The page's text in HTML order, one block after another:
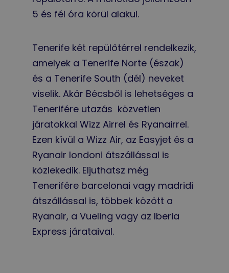
5 és fél óra körül alakul.
Tenerife két repülőtérrel rendelkezik,
amelyek a Tenerife Norte (észak)
és a Tenerife South (dél) neveket
viselik. Akár Bécsből is lehetséges a
Tenerifére utazás közvetlen
járatokkal Wizz Airrel és Ryanairrel.
Ezen kívül a Wizz Air, az Easyjet és a
Ryanair londoni átszállással is
közlekedik. Eljuthatsz még
Tenerifére barcelonai vagy madridi
átszállással is, többek között a
Ryanair, a Vueling vagy az Iberia
Express járataival.